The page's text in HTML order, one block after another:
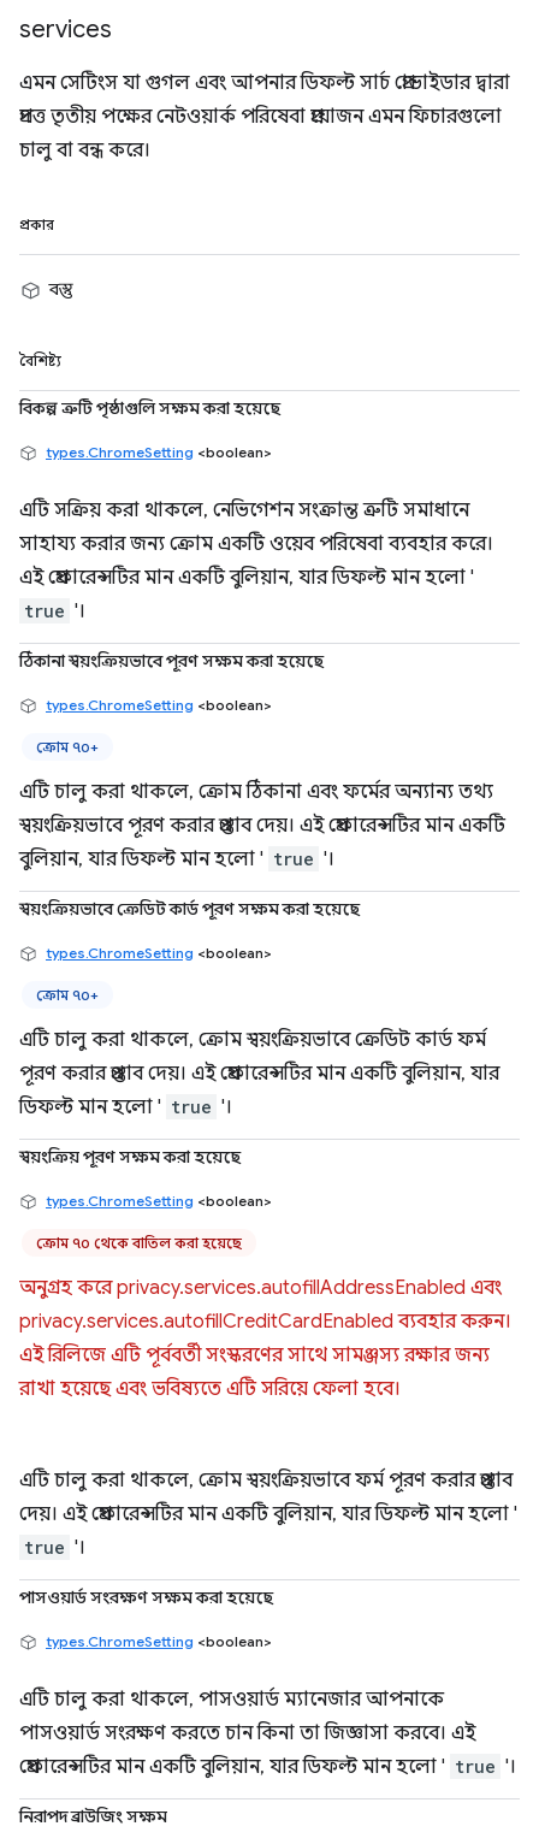
services
এমন সেটিংস যা গুগল এবং আপনার ডিফল্ট সার্চ প্রোভাইডার দ্বারা
প্রদত্ত তৃতীয় পক্ষের নেটওয়ার্ক পরিষেবা প্রয়োজন এমন ফিচারগুলো
চালু বা বন্ধ করে।
প্রকার
বস্তু
বৈশিষ্ট্য
বিকল্প ত্রুটি পৃষ্ঠাগুলি সক্ষম করা হয়েছে
types.ChromeSetting <boolean>
এটি সক্রিয় করা থাকলে, নেভিগেশন সংক্রান্ত ত্রুটি সমাধানে
সাহায্য করার জন্য ক্রোম একটি ওয়েব পরিষেবা ব্যবহার করে।
এই প্রেফারেন্সটির মান একটি বুলিয়ান, যার ডিফল্ট মান হলো '
true '।
ঠিকানা স্বয়ংক্রিয়ভাবে পূরণ সক্ষম করা হয়েছে
types.ChromeSetting <boolean>
ক্রোম ৭০+
এটি চালু করা থাকলে, ক্রোম ঠিকানা এবং ফর্মের অন্যান্য তথ্য
স্বয়ংক্রিয়ভাবে পূরণ করার প্রস্তাব দেয়। এই প্রেফারেন্সটির মান একটি
বুলিয়ান, যার ডিফল্ট মান হলো ' true '।
স্বয়ংক্রিয়ভাবে ক্রেডিট কার্ড পূরণ সক্ষম করা হয়েছে
types.ChromeSetting <boolean>
ক্রোম ৭০+
এটি চালু করা থাকলে, ক্রোম স্বয়ংক্রিয়ভাবে ক্রেডিট কার্ড ফর্ম
পূরণ করার প্রস্তাব দেয়। এই প্রেফারেন্সটির মান একটি বুলিয়ান, যার
ডিফল্ট মান হলো ' true '।
স্বয়ংক্রিয় পূরণ সক্ষম করা হয়েছে
types.ChromeSetting <boolean>
ক্রোম ৭০ থেকে বাতিল করা হয়েছে
অনুগ্রহ করে privacy.services.autofillAddressEnabled এবং
privacy.services.autofillCreditCardEnabled ব্যবহার করুন।
এই রিলিজে এটি পূর্ববর্তী সংস্করণের সাথে সামঞ্জস্য রক্ষার জন্য
রাখা হয়েছে এবং ভবিষ্যতে এটি সরিয়ে ফেলা হবে।
এটি চালু করা থাকলে, ক্রোম স্বয়ংক্রিয়ভাবে ফর্ম পূরণ করার প্রস্তাব
দেয়। এই প্রেফারেন্সটির মান একটি বুলিয়ান, যার ডিফল্ট মান হলো '
true '।
পাসওয়ার্ড সংরক্ষণ সক্ষম করা হয়েছে
types.ChromeSetting <boolean>
এটি চালু করা থাকলে, পাসওয়ার্ড ম্যানেজার আপনাকে
পাসওয়ার্ড সংরক্ষণ করতে চান কিনা তা জিজ্ঞাসা করবে। এই
প্রেফারেন্সটির মান একটি বুলিয়ান, যার ডিফল্ট মান হলো ' true '।
নিরাপদ ব্রাউজিং সক্ষম